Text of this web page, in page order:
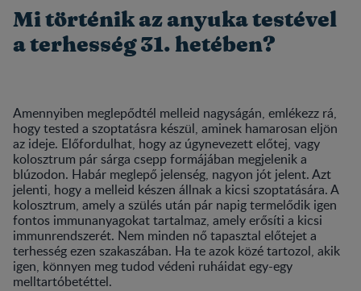
Mi történik az anyuka testével
a terhesség 31. hetében?
Amennyiben meglepődtél melleid nagyságán, emlékezz rá,
hogy tested a szoptatásra készül, aminek hamarosan eljön
az ideje. Előfordulhat, hogy az úgynevezett előtej, vagy
kolosztrum pár sárga csepp formájában megjelenik a
blúzodon. Habár meglepő jelenség, nagyon jót jelent. Azt
jelenti, hogy a melleid készen állnak a kicsi szoptatására. A
kolosztrum, amely a szülés után pár napig termelődik igen
fontos immunanyagokat tartalmaz, amely erősíti a kicsi
immunrendszerét. Nem minden nő tapasztal előtejet a
terhesség ezen szakaszában. Ha te azok közé tartozol, akik
igen, könnyen meg tudod védeni ruháidat egy-egy
melltartóbetéttel.